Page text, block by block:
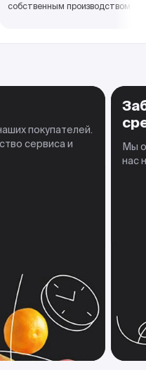
собственным производством
покупателей.
сервиса и
Мы
нас